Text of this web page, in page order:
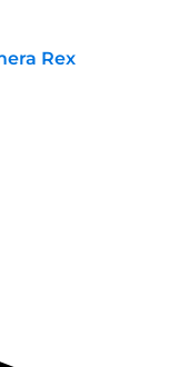
Rex